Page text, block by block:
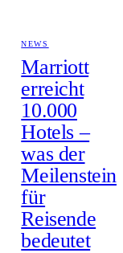
NEWS
Marriott
erreicht
10.000
Hotels –
was der
Meilenstein
für
Reisende
bedeutet